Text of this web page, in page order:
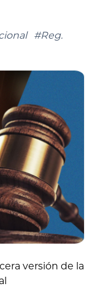
#Reg.
versión de la